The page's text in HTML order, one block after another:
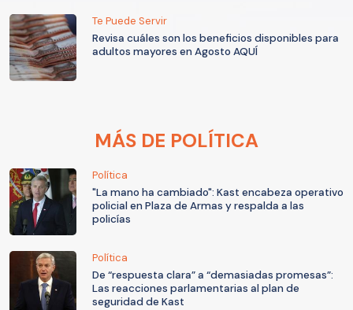
Te Puede Servir
Revisa cuáles son los beneficios disponibles para
adultos mayores en Agosto AQUÍ
MÁS DE POLÍTICA
Política
"La mano ha cambiado": Kast encabeza operativo
policial en Plaza de Armas y respalda a las
policías
Política
De “respuesta clara” a “demasiadas promesas”:
Las reacciones parlamentarias al plan de
seguridad de Kast